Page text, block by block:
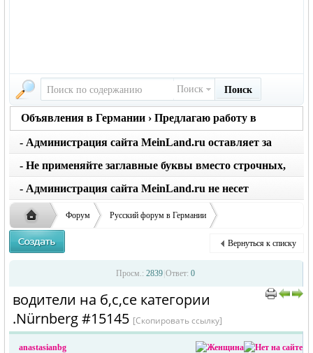
Поиск Поиск
Объявления в Германии › Предлагаю работу в
Германии
- Администрация сайта MeinLand.ru оставляет за
собой право редактировать объявление, не искажая
его смысл
- Не применяйте заглавные буквы вместо строчных,
последует удаление объявления
- Администрация сайта MeinLand.ru не несет
ответственности за содержание размещенных
объявлений
Форум Русский форум в Германии
Объявления в Германии
›
Предлагаю работу в Германии
водители на б,с,се категории .Nürnberg
Вернуться к списку
Просм.: 2839 Ответ: 0
водители на б,с,се категории
.Nürnberg #15145 [Скопировать ссылку]
anastasianbg